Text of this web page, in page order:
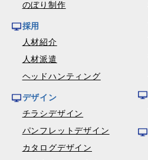
のぼり制作
採用
人材紹介
人材派遣
ヘッドハンティング
デザイン
チラシデザイン
パンフレットデザイン
カタログデザイン